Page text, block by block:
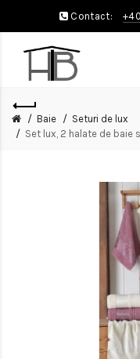
Contact:
Baie
Seturi de lux
Set lux, 2 halate de baie